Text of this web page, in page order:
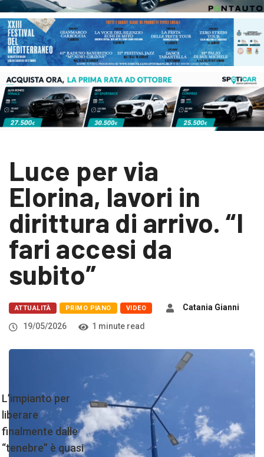
Luce per via
Elorina, lavori in
dirittura di arrivo. “I
fari accesi da
subito”
ATTUALITÀ PRIMO PIANO VIDEO
Catania Gianni
19/05/2026
1 minute read
L’impianto per
liberare
finalmente dalle
“tenebre” è quasi